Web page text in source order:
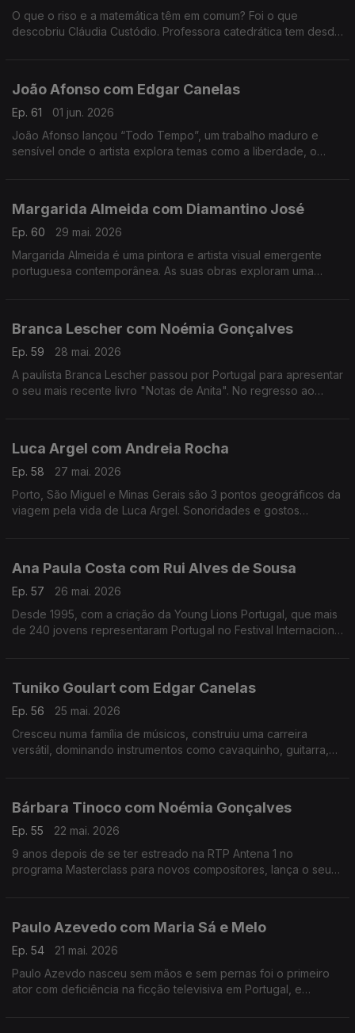
O que o riso e a matemática têm em comum? Foi o que
descobriu Cláudia Custódio. Professora catedrática tem desde
João Afonso com Edgar Canelas
Ep. 61
01 jun. 2026
João Afonso lançou “Todo Tempo”, um trabalho maduro e
sensível onde o artista explora temas como a liberdade, o
Margarida Almeida com Diamantino José
Ep. 60
29 mai. 2026
Margarida Almeida é uma pintora e artista visual emergente
portuguesa contemporânea. As suas obras exploram uma
Branca Lescher com Noémia Gonçalves
Ep. 59
28 mai. 2026
A paulista Branca Lescher passou por Portugal para apresentar
o seu mais recente livro "Notas de Anita". No regresso ao
Luca Argel com Andreia Rocha
Ep. 58
27 mai. 2026
Porto, São Miguel e Minas Gerais são 3 pontos geográficos da
viagem pela vida de Luca Argel. Sonoridades e gostos
Ana Paula Costa com Rui Alves de Sousa
Ep. 57
26 mai. 2026
Desde 1995, com a criação da Young Lions Portugal, que mais
de 240 jovens representaram Portugal no Festival Internacional
Tuniko Goulart com Edgar Canelas
Ep. 56
25 mai. 2026
Cresceu numa família de músicos, construiu uma carreira
versátil, dominando instrumentos como cavaquinho, guitarra,
Bárbara Tinoco com Noémia Gonçalves
Ep. 55
22 mai. 2026
9 anos depois de se ter estreado na RTP Antena 1 no
programa Masterclass para novos compositores, lança o seu
Paulo Azevedo com Maria Sá e Melo
Ep. 54
21 mai. 2026
Paulo Azevdo nasceu sem mãos e sem pernas foi o primeiro
ator com deficiência na ficção televisiva em Portugal, e